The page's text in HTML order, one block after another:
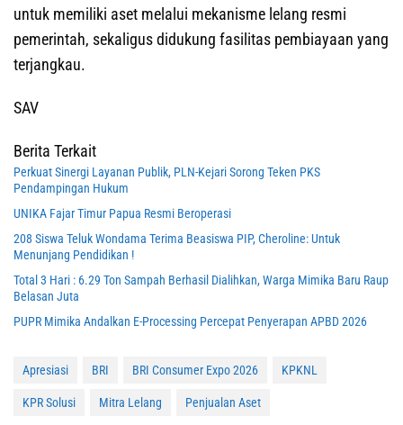
untuk memiliki aset melalui mekanisme lelang resmi
pemerintah, sekaligus didukung fasilitas pembiayaan yang
terjangkau.
SAV
Berita Terkait
Perkuat Sinergi Layanan Publik, PLN-Kejari Sorong Teken PKS
Pendampingan Hukum
UNIKA Fajar Timur Papua Resmi Beroperasi
208 Siswa Teluk Wondama Terima Beasiswa PIP, Cheroline: Untuk
Menunjang Pendidikan !
Total 3 Hari : 6.29 Ton Sampah Berhasil Dialihkan, Warga Mimika Baru Raup
Belasan Juta
PUPR Mimika Andalkan E-Processing Percepat Penyerapan APBD 2026
Apresiasi BRI BRI Consumer Expo 2026 KPKNL
KPR Solusi Mitra Lelang Penjualan Aset